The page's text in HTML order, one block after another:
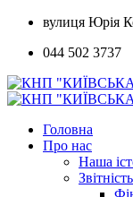
Skip
content
вулиця Юрія
044 502 3737
Головна
Про нас
Наша
Звітність